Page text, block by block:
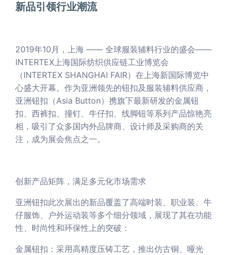
新品引领行业潮流
2019年10月，上海 —— 全球服装辅料行业的盛会——
INTERTEX上海国际纺织供应链工业博览会
（INTERTEX SHANGHAI FAIR）在上海新国际博览中
心盛大开幕。作为亚洲领先的钮扣及服装辅料供应商，
亚洲钮扣（Asia Button）携旗下最新研发的金属钮
扣、西裤扣、撞钉、牛仔扣、线脚钮等系列产品惊艳亮
相，吸引了众多国内外品牌商、设计师及采购商的关
注，成为展会焦点之一。
创新产品矩阵，满足多元化市场需求
亚洲钮扣此次展出的新品覆盖了高端时装、职业装、牛
仔服饰、户外运动装等多个细分领域，展现了其在功能
性、时尚性和环保性上的突破：
金属钮扣：采用高精度压铸工艺，推出仿古铜、哑光